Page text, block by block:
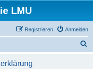
LMU
Anmelden
Registrieren